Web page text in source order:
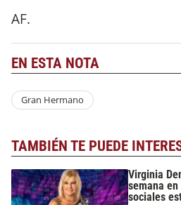
AF.
EN ESTA NOTA
Gran Hermano
TAMBIÉN TE PUEDE
Virginia
semana
sociales